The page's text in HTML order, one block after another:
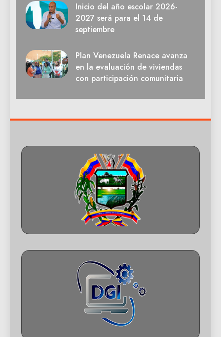
Inicio del año escolar 2026-
2027 será para el 14 de
septiembre
Plan Venezuela Renace avanza
en la evaluación de viviendas
con participación comunitaria